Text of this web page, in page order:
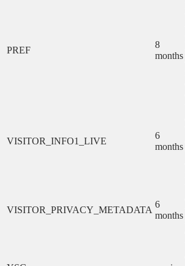
PREF
8
months
VISITOR_INFO1_LIVE
6
months
VISITOR_PRIVACY_METADATA
6
months